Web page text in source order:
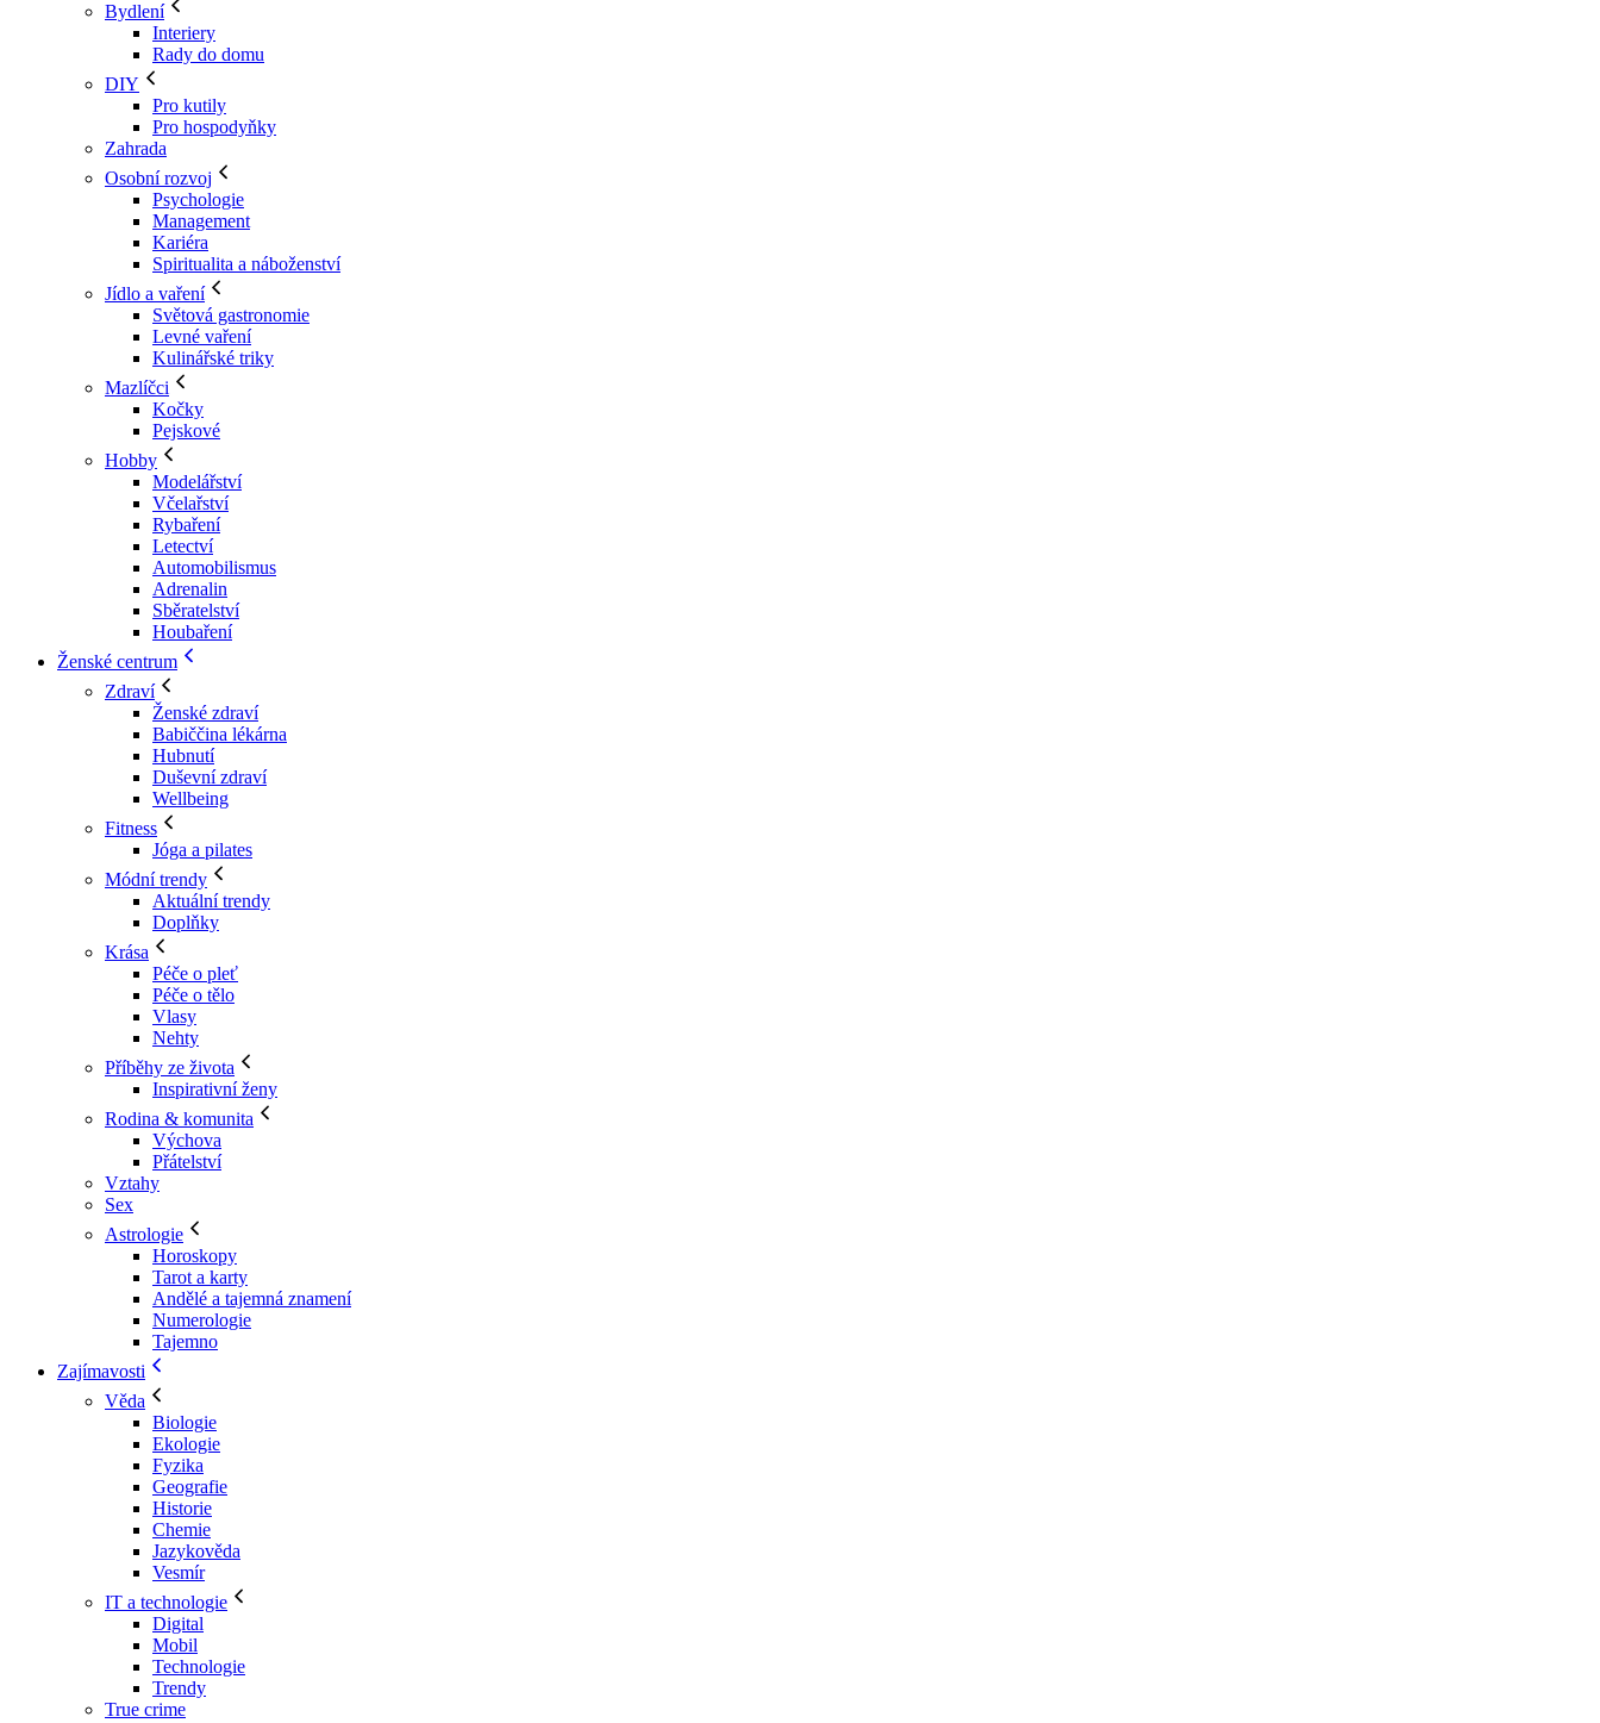
Bydlení
Interiery
Rady do domu
DIY
Pro kutily
Pro hospodyňky
Zahrada
Osobní rozvoj
Psychologie
Management
Kariéra
Spiritualita a náboženství
Jídlo a vaření
Světová gastronomie
Levné vaření
Kulinářské triky
Mazlíčci
Kočky
Pejskové
Hobby
Modelářství
Včelařství
Rybaření
Letectví
Automobilismus
Adrenalin
Sběratelství
Houbaření
Ženské centrum
Zdraví
Ženské zdraví
Babiččina lékárna
Hubnutí
Duševní zdraví
Wellbeing
Fitness
Jóga a pilates
Módní trendy
Aktuální trendy
Doplňky
Krása
Péče o pleť
Péče o tělo
Vlasy
Nehty
Příběhy ze života
Inspirativní ženy
Rodina & komunita
Výchova
Přátelství
Vztahy
Sex
Astrologie
Horoskopy
Tarot a karty
Andělé a tajemná znamení
Numerologie
Tajemno
Zajímavosti
Věda
Biologie
Ekologie
Fyzika
Geografie
Historie
Chemie
Jazykověda
Vesmír
IT a technologie
Digital
Mobil
Technologie
Trendy
True crime